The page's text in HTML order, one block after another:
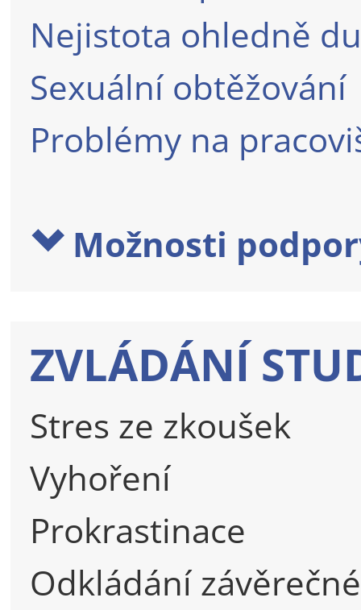
Nejistota ohledně
Sexuální obtěžování
Problémy na
Možnosti
ZVLÁDÁNÍ
Stres ze zkoušek
Vyhoření
Prokrastinace
Odkládání